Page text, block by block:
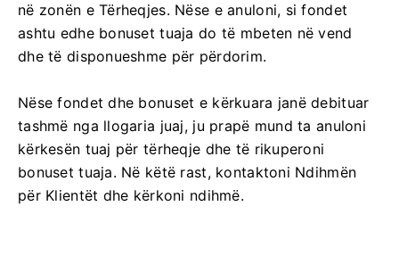
në zonën e Tërheqjes. Nëse e anuloni, si fondet
ashtu edhe bonuset tuaja do të mbeten në vend
dhe të disponueshme për përdorim.
Nëse fondet dhe bonuset e kërkuara janë debituar
tashmë nga llogaria juaj, ju prapë mund ta anuloni
kërkesën tuaj për tërheqje dhe të rikuperoni
bonuset tuaja. Në këtë rast, kontaktoni Ndihmën
për Klientët dhe kërkoni ndihmë.